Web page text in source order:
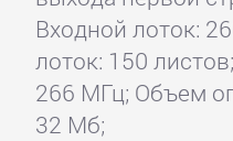
Входной лоток:
лоток: 150
266 МГц; Объем
32 Мб;